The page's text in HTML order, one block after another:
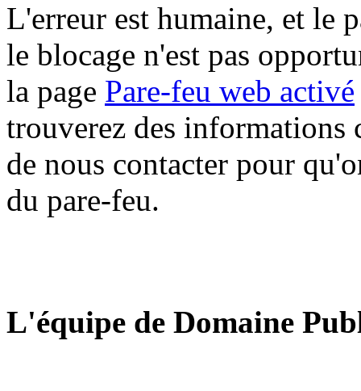
L'erreur est humaine, et le
le blocage n'est pas
la page Pare-feu web activé
trouverez des informations
de nous contacter pour
du pare-feu.
L'équipe de Domaine